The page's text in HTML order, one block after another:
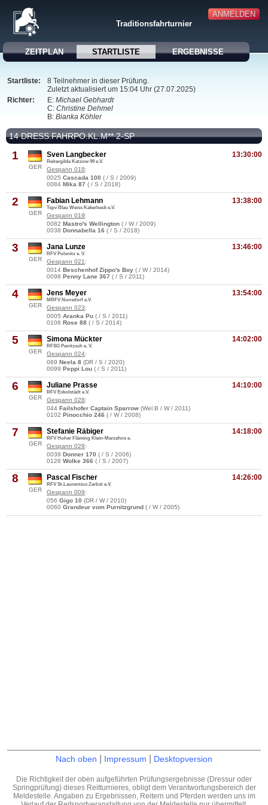
ANMELDEN
Traditionsfahrturnier
ZEITPLAN STARTLISTE ERGEBNISSE
Startliste:
8 Teilnehmer in dieser Prüfung.
Zuletzt aktualisiert um 15:04 Uhr (27.07.2025)
Richter:
E: Michael Gebhardt
C: Christine Dehmel
B: Bianka Köhler
14 DRESS.FAHRPO.KL.M** 2-SP
1
GER
13:30:00
Sven Langbecker
Reitergilde Katzow 99 e.V.
Gespann 018:
0025 Cascada 100 ( / S / 2009)
0084 Mika 87 ( / S / 2018)
2
GER
13:38:00
Fabian Lehmann
Tspv Blau Weiss Kakerbeck e.V.
Gespann 019:
0082 Mastro's Wellington ( / W / 2009)
0038 Donnabella 16 ( / S / 2018)
3
GER
13:46:00
Jana Lunze
RFV Pulsnitz e. V.
Gespann 021 :
0014 Beschenhof Zippo's Boy ( / W / 2014)
0098 Penny Lane 367 ( / S / 2011)
4
GER
13:54:00
Jens Meyer
MRFV Nunsdorf e.V.
Gespann 023:
0005 Aranka Pu ( / S / 2011)
0106 Rose 88 ( / S / 2014)
5
GER
14:02:00
Simona Mückter
RFSG Panitzsch e. V.
Gespann 024:
089 Neela 8 (DR / S / 2020)
0099 Peppi Lou ( / S / 2011)
6
GER
14:10:00
Juliane Prasse
RFV Eckolstädt e.V.
Gespann 028:
044 Failshofer Captain Sparrow (Wel.B / W / 2011)
0102 Pinocchio 246 ( / W / 2008)
7
GER
14:18:00
Stefanie Räbiger
RFV Hoher Fläming Klein-Marzehns e.
Gespann 029:
0039 Donner 170 ( / S / 2006)
0126 Wolke 366 ( / S / 2007)
8
GER
14:26:00
Pascal Fischer
RFV St.Laurentius Zerbst e.V.
Gespann 009:
056 Gigo 10 (DR / W / 2010)
0060 Grandeur vom Purnitzgrund ( / W / 2005)
Nach oben Impressum Desktopversion
Die Richtigkeit der oben aufgeführten Prüfungsergebnisse (Dressur oder
Springprüfung) dieses Reitturnieres, obligt dem Verantwortungsbereich der
Meldestelle. Angaben zu Ergebnissen, Reitern und Pferden werden uns im